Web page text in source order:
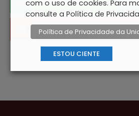
Email
com o uso de cookies. Para
consulte a Política de
Política de Privacidade da
ESTOU CIENTE